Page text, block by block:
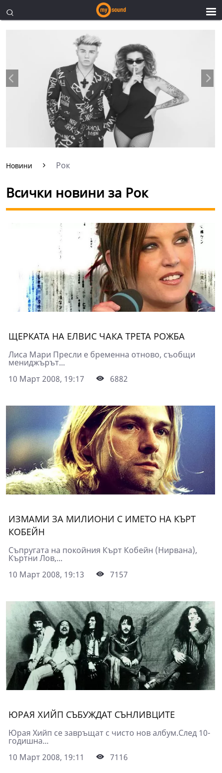
Новини Рок
Всички новини за Рок
ЩЕРКАТА НА ЕЛВИС ЧАКА ТРЕТА РОЖБА
Лиса Мари Пресли е бременна отново, съобщи
мениджърът...
10 Март 2008, 19:17
6882
ИЗМАМИ ЗА МИЛИОНИ С ИМЕТО НА КЪРТ
КОБЕЙН
Съпругата на покойния Кърт Кобейн (Нирвана),
Къртни Лов,...
10 Март 2008, 19:13
7157
ЮРАЯ ХИЙП СЪБУЖДАТ СЪНЛИВЦИТЕ
Юрая Хийп се завръщат с чисто нов албум.След 10-
годишна...
10 Март 2008, 19:11
7116